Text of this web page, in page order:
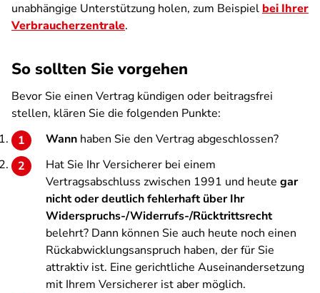
unabhängige Unterstützung holen, zum Beispiel bei Ihrer
Verbraucherzentrale.
So sollten Sie vorgehen
Bevor Sie einen Vertrag kündigen oder beitragsfrei
stellen, klären Sie die folgenden Punkte:
Wann haben Sie den Vertrag abgeschlossen?
Hat Sie Ihr Versicherer bei einem
Vertragsabschluss zwischen 1991 und heute gar
nicht oder deutlich fehlerhaft über Ihr
Widerspruchs-/Widerrufs-/Rücktrittsrecht
belehrt? Dann können Sie auch heute noch einen
Rückabwicklungsanspruch haben, der für Sie
attraktiv ist. Eine gerichtliche Auseinandersetzung
mit Ihrem Versicherer ist aber möglich.